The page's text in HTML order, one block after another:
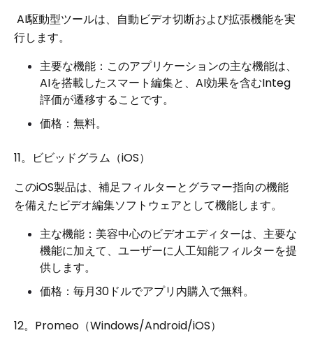
AI駆動型ツールは、自動ビデオ切断および拡張機能を実
行します。
主要な機能：このアプリケーションの主な機能は、
AIを搭載したスマート編集と、AI効果を含むInteg
評価が遷移することです。
価格：無料。
11。ビビッドグラム（iOS）
このiOS製品は、補足フィルターとグラマー指向の機能
を備えたビデオ編集ソフトウェアとして機能します。
主な機能：美容中心のビデオエディターは、主要な
機能に加えて、ユーザーに人工知能フィルターを提
供します。
価格：毎月30ドルでアプリ内購入で無料。
12。Promeo（Windows/Android/iOS）